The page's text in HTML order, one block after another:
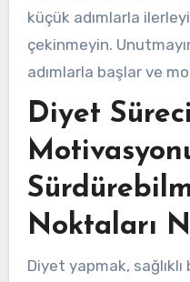
küçük adımlarla
çekinmeyin.
adımlarla başlar ve
Diyet
Noktaları
Diyet yapmak, sağlıklı